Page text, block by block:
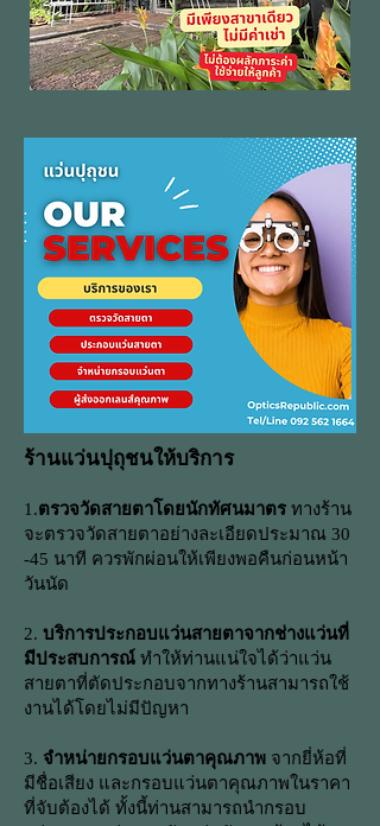
ร้านแว่นปุถุชนให้บริการ
1.ตรวจวัดสายตาโดยนักทัศนมาตร ทางร้าน
จะตรวจวัดสายตาอย่างละเอียดประมาณ 30
-45 นาที ควรพักผ่อนให้เพียงพอคืนก่อนหน้า
วันนัด
2. บริการประกอบแว่นสายตาจากช่างแว่นที่
มีประสบการณ์ ทำให้ท่านแน่ใจได้ว่าแว่น
สายตาที่ตัดประกอบจากทางร้านสามารถใช้
งานได้โดยไม่มีปัญหา
3. จำหน่ายกรอบแว่นตาคุณภาพ จากยี่ห้อที่
มีชื่อเสียง และกรอบแว่นตาคุณภาพในราคา
ที่จับต้องได้ ทั้งนี้ท่านสามารถนำกรอบ